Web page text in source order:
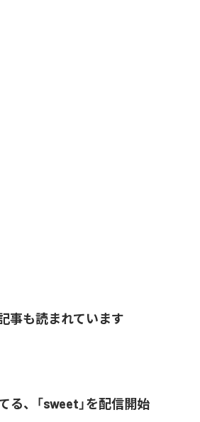
事も読まれています
る、「sweet」を配信開始